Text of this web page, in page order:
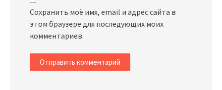
Сохранить моё имя, email и адрес сайта в
этом браузере для последующих моих
комментариев.